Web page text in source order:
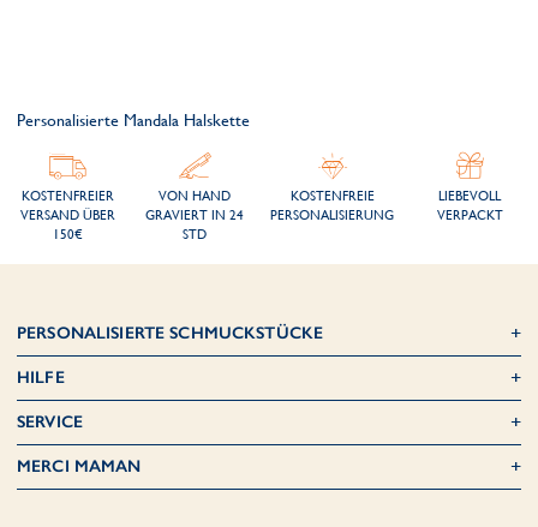
Personalisierte Mandala Halskette
KOSTENFREIER
VERSAND ÜBER
150€
VON HAND
GRAVIERT IN 24
STD
KOSTENFREIE
PERSONALISIERUNG
LIEBEVOLL
VERPACKT
PERSONALISIERTE SCHMUCKSTÜCKE
HILFE
SERVICE
MERCI MAMAN